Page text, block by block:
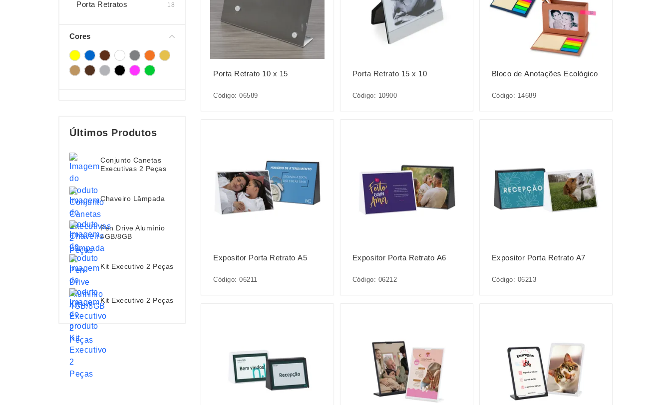
Porta Retratos 18
Cores
Últimos Produtos
Conjunto Canetas
Executivas 2 Peças
Chaveiro Lâmpada
Pen Drive Alumínio
4GB/8GB
Kit Executivo 2 Peças
Kit Executivo 2 Peças
Porta Retrato 10 x 15
Código: 06589
Porta Retrato 15 x 10
Código: 10900
Bloco de Anotações Ecológico
Código: 14689
Expositor Porta Retrato A5
Código: 06211
Expositor Porta Retrato A6
Código: 06212
Expositor Porta Retrato A7
Código: 06213